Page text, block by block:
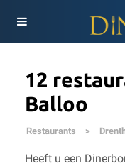
12
Balloo
Restaurants >
Heeft u een